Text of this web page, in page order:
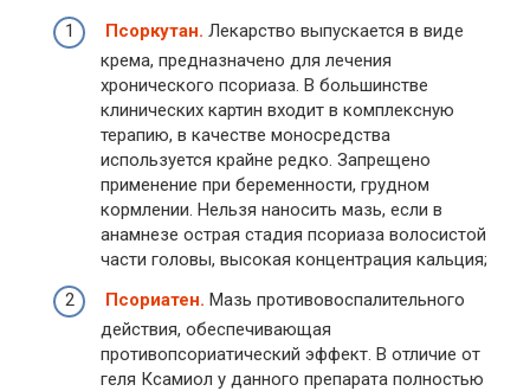
Псоркутан. Лекарство выпускается в виде
крема, предназначено для лечения
хронического псориаза. В большинстве
клинических картин входит в комплексную
терапию, в качестве моносредства
используется крайне редко. Запрещено
применение при беременности, грудном
кормлении. Нельзя наносить мазь, если в
анамнезе острая стадия псориаза волосистой
части головы, высокая концентрация кальция;
Псориатен. Мазь противовоспалительного
действия, обеспечивающая
противопсориатический эффект. В отличие от
геля Ксамиол у данного препарата полностью